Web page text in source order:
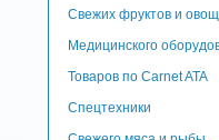
Свежих фруктов и
Медицинского
Товаров по Carnet ATA
Спецтехники